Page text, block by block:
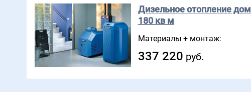
Дизельное отопление
180 кв м
Материалы + монтаж:
337 220 руб.